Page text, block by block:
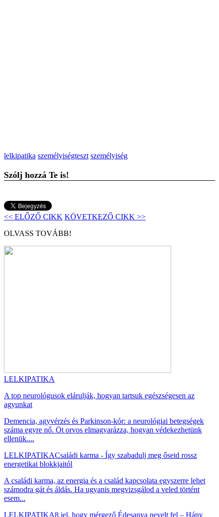
lelkipatika személyiségteszt személyiség
Szólj hozzá Te is!
<< ELŐZŐ CIKK KÖVETKEZŐ CIKK >>
OLVASS TOVÁBB!
LELKIPATIKA
A top neurológusok elárulják, hogyan tartsuk egészségesen az
agyunkat
Demencia, agyvérzés és Parkinson-kór: a neurológiai betegségek
száma egyre nő. Öt orvos elmagyarázza, hogyan védekezhetünk
ellenük....
LELKIPATIKACsaládi karma - Így szabadulj meg őseid rossz
energetikai blokkjaitól
A családi karma, az energia és a család kapcsolata egyszerre lehet
számodra gát és áldás. Ha ugyanis megvizsgálod a veled történt
esem...
LELKIPATIKA8 jel, hogy mérgező Édesanya nevelt fel – Hány